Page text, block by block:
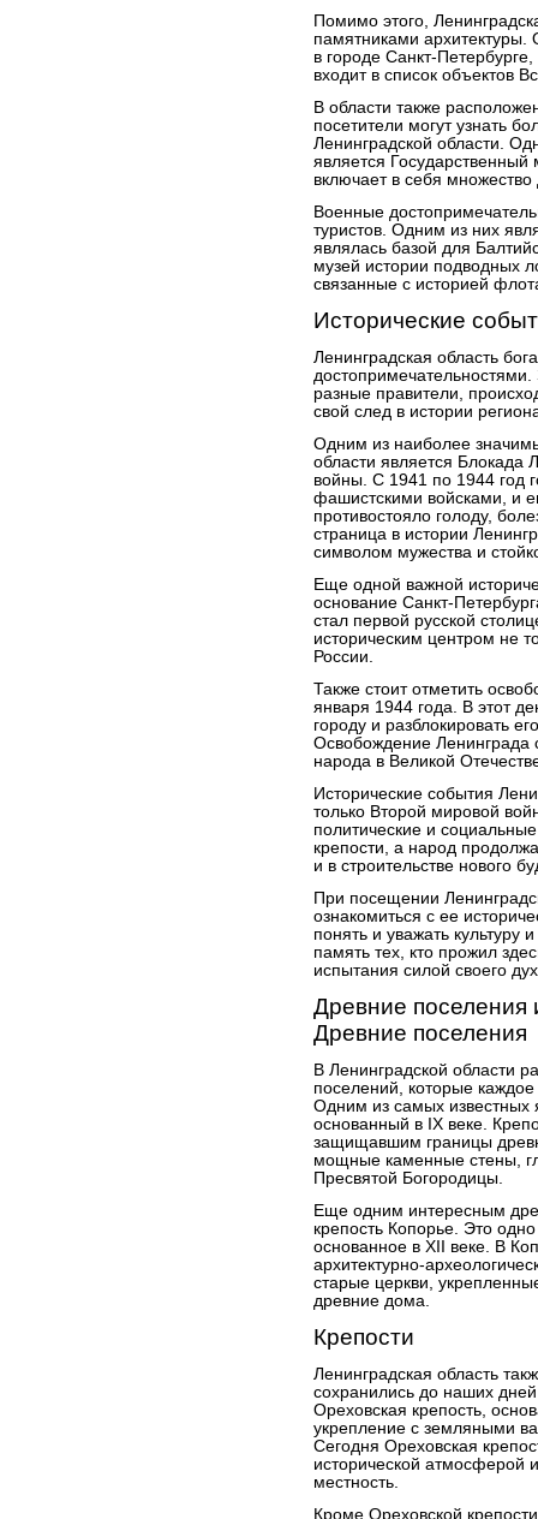
Помимо этого,
памятниками
в городе Санкт-
входит в список объектов
В области также
посетители могут узнать
Ленинградской области.
является
включает в себя
Военные
туристов. Одним из них
являлась базой для
музей истории подводных
связанные с историей
Исторические
Ленинградская область
разные правители,
свой след в истории
Одним из наиболее
области является Блокада
войны. С 1941 по 1944 год
фашистскими войсками, и
противостояло голоду,
страница в истории
символом мужества и
Еще одной важной
основание Санкт-
стал первой русской
историческим центром не
России.
Также стоит отметить
января 1944 года. В этот
городу и разблокировать
Освобождение Ленинграда
народа в Великой
Исторические события
только Второй мировой
политические и
крепости, а народ
и в строительстве нового
При посещении
ознакомиться с ее
понять и уважать культуру
память тех, кто прожил
испытания силой своего
Древние поселения
Древние поселения
В Ленинградской области
поселений, которые
Одним из самых известных
основанный в IX веке.
защищавшим границы
мощные каменные стены,
Пресвятой Богородицы.
Еще одним интересным
крепость Копорье. Это
основанное в XII веке. В
архитектурно-
старые церкви,
древние дома.
Крепости
Ленинградская область
сохранились до наших
Ореховская крепость,
укрепление с земляными
Сегодня Ореховская
исторической
местность.
Кроме Ореховской